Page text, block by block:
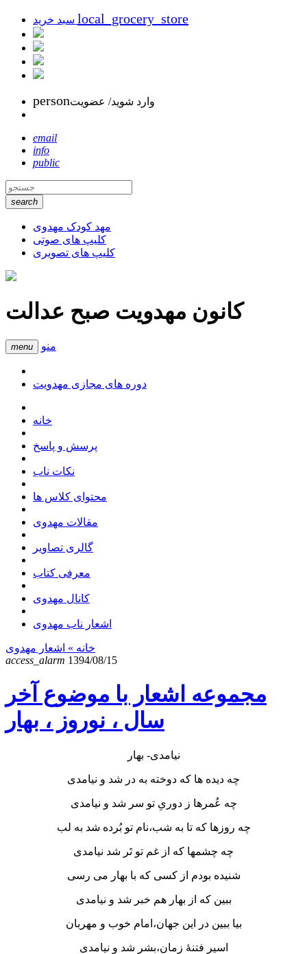
local_grocery_store
personوارد شوید/ عضویت
email
info
public
search
مهد کودک مهدوی
کلیپ های صوتی
کلیپ های تصویری
کانون مهدویت صبح عدالت
menu منو
دوره های مجازی مهدویت
خانه
پرسش و پاسخ
نکات ناب
محتوای کلاس ها
مقالات مهدوی
گالری تصاویر
معرفی کتاب
کانال مهدوی
اشعار ناب مهدوی
خانه » اشعار مهدوی
access_alarm 1394/08/15
مجموعه اشعار با موضوع آخر
سال ، نوروز ، بهار
نیامدی- بهار
چه دیده ها که دوخته به در شد و نیامدی
چه عُمرها ز دوریِ تو سر شد و نیامدی
چه روزها که تا به شب،نام تو بُرده شد به لب
چه چشمها که از غم تو تَر شد نیامدی
شنیده بودم از کسی که با بهار می رسی
ببین که از بهار هم خبر شد و نیامدی
بیا ببین در این جهان،امام خوب و مهربان
اسیر فتنۀ زمان،بشر شد و نیامدی